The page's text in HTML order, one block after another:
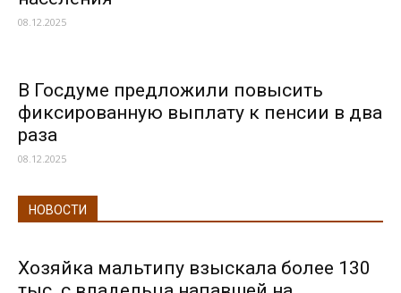
08.12.2025
В Госдуме предложили повысить
фиксированную выплату к пенсии в два
раза
08.12.2025
НОВОСТИ
Хозяйка мальтипу взыскала более 130